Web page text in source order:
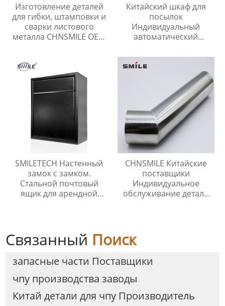
Изготовление деталей
для гибки, штамповки и
сварки листового
металла CHNSMILE OEM
алюминиевых сплавов
Китайский шкаф для
посылок
Индивидуальный
автоматический
доставки посылок
SMILETECH Настенный
замок с замком.
Стальной почтовый
ящик для арендной
уличный почтовый
ящик.
CHNSMILE Китайские
поставщики
Индивидуальное
обслуживание детали
Связанный Поиск
запасные части Поставщики
чпу производства заводы
Китай детали для чпу Производитель